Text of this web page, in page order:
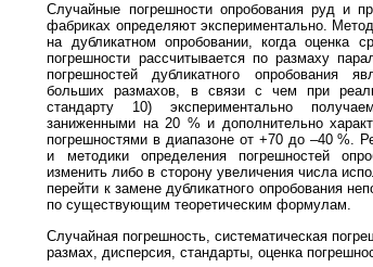
Случайные погрешности опробования руд и
фабриках определяют экспериментально.
на дубликатном опробовании, когда оценка
погрешности рассчитывается по размаху
погрешностей дубликатного опробования
больших размахов, в связи с чем при
стандарту 10) экспериментально
заниженными на 20 % и дополнительно
погрешностями в диапазоне от +70 до –40 %.
и методики определения погрешностей
изменить либо в сторону увеличения числа
перейти к замене дубликатного опробования
по существующим теоретическим формулам.
Случайная погрешность, систематическая
размах, дисперсия, стандарты, оценка